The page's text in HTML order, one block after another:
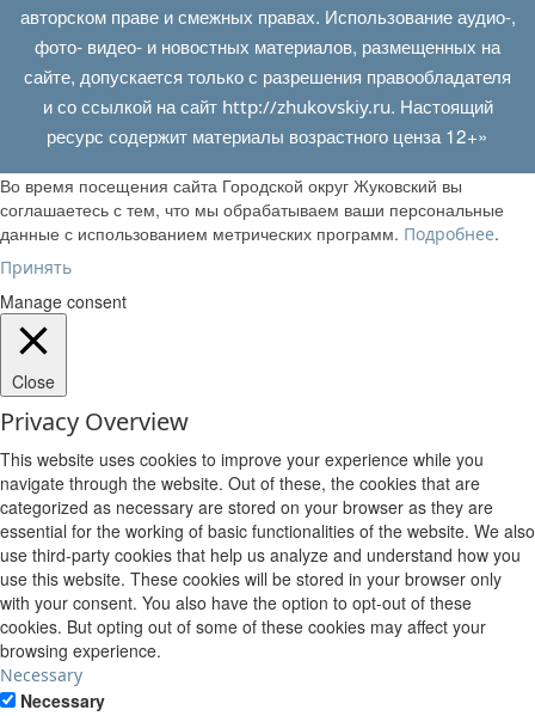
авторском праве и смежных правах. Использование аудио-,
фото- видео- и новостных материалов, размещенных на
сайте, допускается только с разрешения правообладателя
и со ссылкой на сайт http://zhukovskiy.ru. Настоящий
ресурс содержит материалы возрастного ценза 12+»
Во время посещения сайта Городской округ Жуковский вы
соглашаетесь с тем, что мы обрабатываем ваши персональные
данные с использованием метрических программ. Подробнее.
Принять
Manage consent
Close
Privacy Overview
This website uses cookies to improve your experience while you
navigate through the website. Out of these, the cookies that are
categorized as necessary are stored on your browser as they are
essential for the working of basic functionalities of the website. We also
use third-party cookies that help us analyze and understand how you
use this website. These cookies will be stored in your browser only
with your consent. You also have the option to opt-out of these
cookies. But opting out of some of these cookies may affect your
browsing experience.
Necessary
Necessary